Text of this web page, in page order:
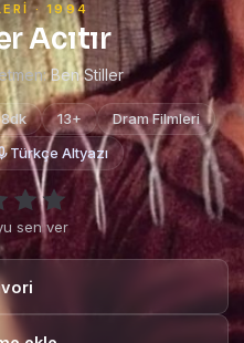
· 1994
Acıtır
Ben Stiller
13+
Dram Filmleri
Türkçe Altyazı
sen ver